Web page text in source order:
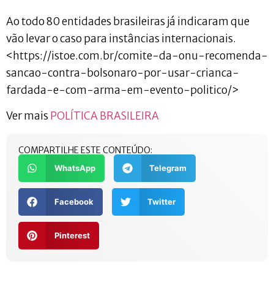
Ao todo 80 entidades brasileiras já indicaram que
vão levar o caso para instâncias internacionais.
<https://istoe.com.br/comite-da-onu-recomenda-
sancao-contra-bolsonaro-por-usar-crianca-
fardada-e-com-arma-em-evento-politico/>
Ver mais POLÍTICA BRASILEIRA
COMPARTILHE ESTE CONTEÚDO:
WhatsApp Telegram
Facebook Twitter
Pinterest